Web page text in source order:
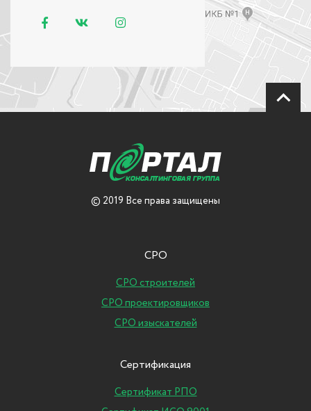
© 2019 Все права защищены
СРО
СРО строителей
СРО проектировщиков
СРО изыскателей
Сертификация
Сертификат РПО